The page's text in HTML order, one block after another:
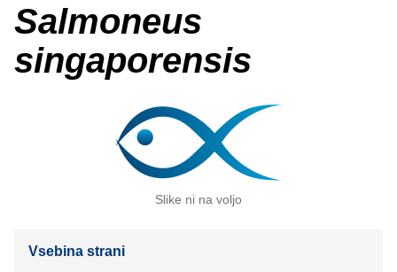
Salmoneus
singaporensis
Slike ni na voljo
Vsebina strani